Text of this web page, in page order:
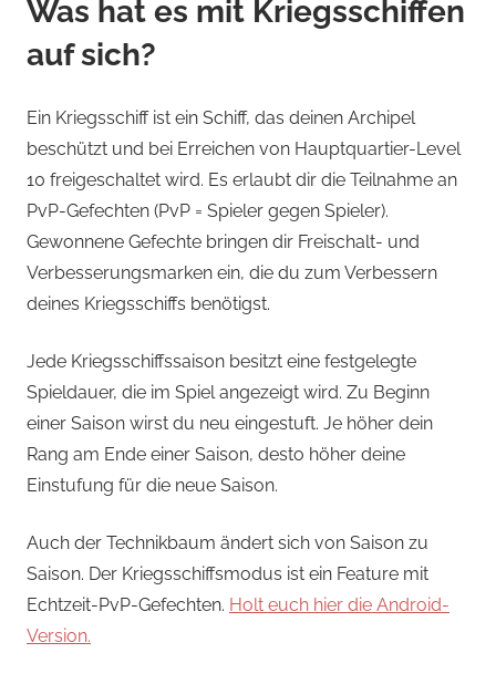
Was hat es mit Kriegsschiffen
auf sich?
Ein Kriegsschiff ist ein Schiff, das deinen Archipel
beschützt und bei Erreichen von Hauptquartier-Level
10 freigeschaltet wird. Es erlaubt dir die Teilnahme an
PvP-Gefechten (PvP = Spieler gegen Spieler).
Gewonnene Gefechte bringen dir Freischalt- und
Verbesserungsmarken ein, die du zum Verbessern
deines Kriegsschiffs benötigst.
Jede Kriegsschiffssaison besitzt eine festgelegte
Spieldauer, die im Spiel angezeigt wird. Zu Beginn
einer Saison wirst du neu eingestuft. Je höher dein
Rang am Ende einer Saison, desto höher deine
Einstufung für die neue Saison.
Auch der Technikbaum ändert sich von Saison zu
Saison. Der Kriegsschiffsmodus ist ein Feature mit
Echtzeit-PvP-Gefechten. Holt euch hier die Android-
Version.